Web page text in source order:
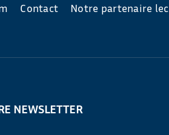
Contact Notre partenaire
NEWSLETTER